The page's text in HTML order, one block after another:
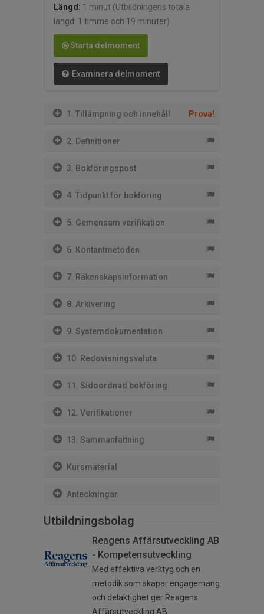
Längd: 1 minut (Utbildningens totala
längd: 1 timme och 19 minuter)
Starta delmoment
Examinera delmoment
1. Tillämpning och innehåll Prova!
2. Definitioner
3. Bokföringspost
4. Tidpunkt för bokföring
5. Gemensam verifikation
6. Kontantmetoden
7. Räkenskapsinformation
8. Arkivering
9. Systemdokumentation
10. Redovisningsvaluta
11. Sidoordnad bokföring
12. Verifikationer
13. Sammanfattning
Kursmaterial
Anteckningar
Utbildningsbolag
Reagens Affärsutveckling AB
- Kompetensutveckling
Med effektiva verktyg och en
metodik som skapar engagemang
och delaktighet ger Reagens
Affärsutveckling AB